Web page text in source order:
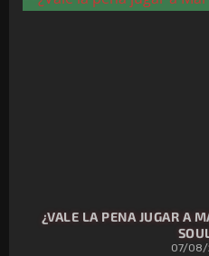
¿VALE LA PENA JUGAR A
07/08/